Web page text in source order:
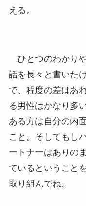
える。
ひとつのわかり
話を長々と書いた
で、程度の差はあ
る男性はかなり多
ある方は自分の内
こと。そしてもし
ートナーはありの
ているということ
取り組んでね。